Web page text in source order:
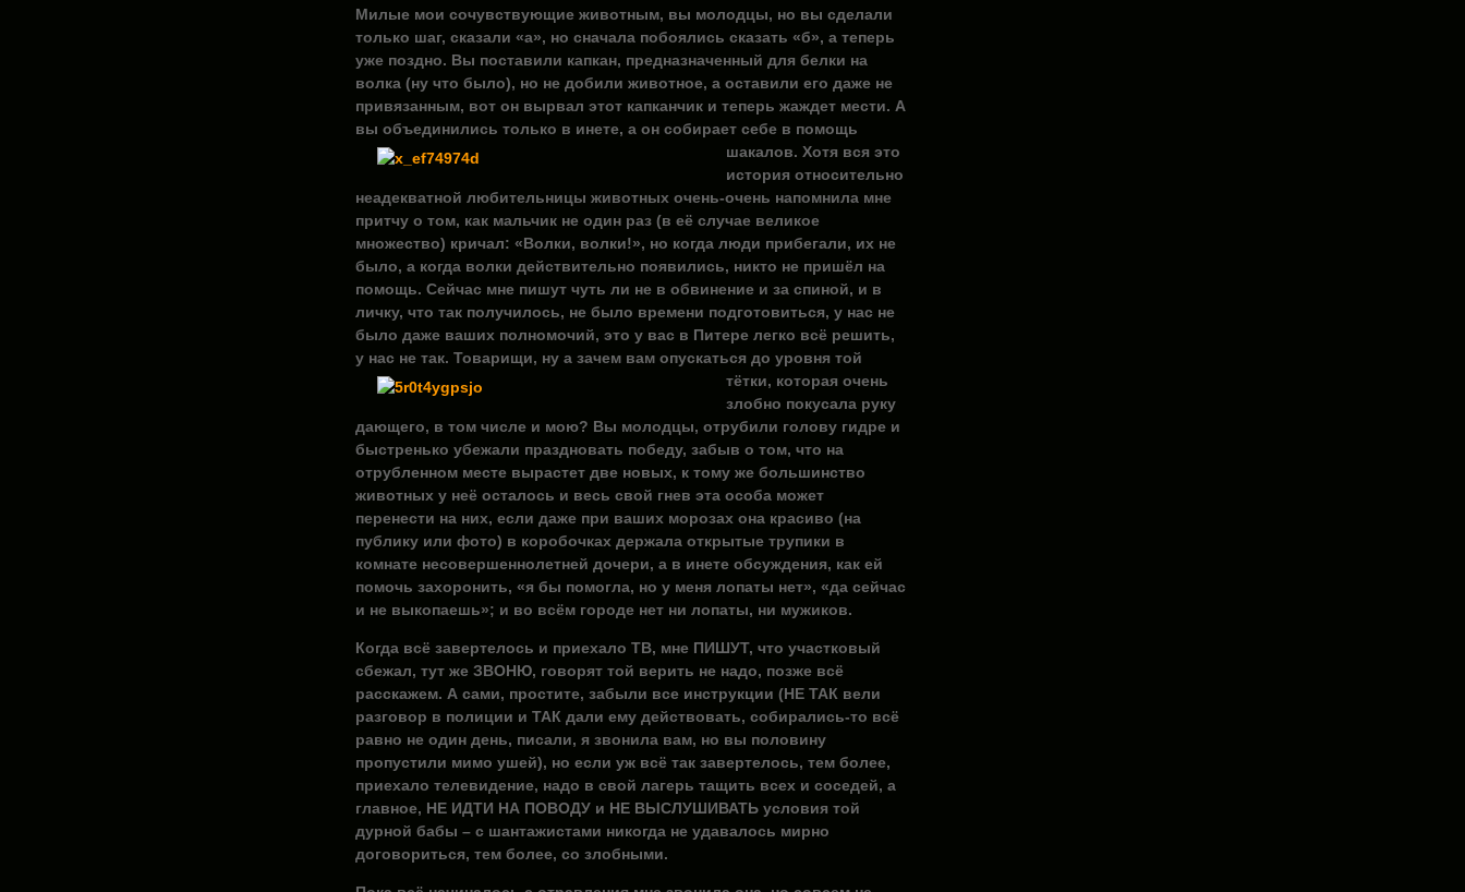
Милые мои сочувствующие животным, вы молодцы, но вы сделали
только шаг, сказали «а», но сначала побоялись сказать «б», а теперь
уже поздно. Вы поставили капкан, предназначенный для белки на
волка (ну что было), но не добили животное, а оставили его даже не
привязанным, вот он вырвал этот капканчик и теперь жаждет мести. А
вы объединились только в инете, а он собирает себе в помощь
шакалов. Хотя вся это
история относительно
неадекватной любительницы животных очень-очень напомнила мне
притчу о том, как мальчик не один раз (в её случае великое
множество) кричал: «Волки, волки!», но когда люди прибегали, их не
было, а когда волки действительно появились, никто не пришёл на
помощь. Сейчас мне пишут чуть ли не в обвинение и за спиной, и в
личку, что так получилось, не было времени подготовиться, у нас не
было даже ваших полномочий, это у вас в Питере легко всё решить,
у нас не так. Товарищи, ну а зачем вам опускаться до уровня той
тётки, которая очень
злобно покусала руку
дающего, в том числе и мою? Вы молодцы, отрубили голову гидре и
быстренько убежали праздновать победу, забыв о том, что на
отрубленном месте вырастет две новых, к тому же большинство
животных у неё осталось и весь свой гнев эта особа может
перенести на них, если даже при ваших морозах она красиво (на
публику или фото) в коробочках держала открытые трупики в
комнате несовершеннолетней дочери, а в инете обсуждения, как ей
помочь захоронить, «я бы помогла, но у меня лопаты нет», «да сейчас
и не выкопаешь»; и во всём городе нет ни лопаты, ни мужиков.
Когда всё завертелось и приехало ТВ, мне ПИШУТ, что участковый
сбежал, тут же ЗВОНЮ, говорят той верить не надо, позже всё
расскажем. А сами, простите, забыли все инструкции (НЕ ТАК вели
разговор в полиции и ТАК дали ему действовать, собирались-то всё
равно не один день, писали, я звонила вам, но вы половину
пропустили мимо ушей), но если уж всё так завертелось, тем более,
приехало телевидение, надо в свой лагерь тащить всех и соседей, а
главное, НЕ ИДТИ НА ПОВОДУ и НЕ ВЫСЛУШИВАТЬ условия той
дурной бабы – с шантажистами никогда не удавалось мирно
договориться, тем более, со злобными.